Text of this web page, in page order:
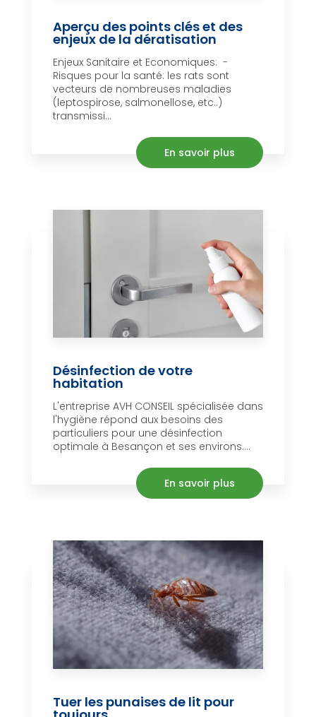
Aperçu des points clés et des
enjeux de la dératisation
Enjeux Sanitaire et Economiques: -
Risques pour la santé: les rats sont
vecteurs de nombreuses maladies
(leptospirose, salmonellose, etc..)
transmissi...
En savoir plus
Désinfection de votre
habitation
L'entreprise AVH CONSEIL spécialisée dans
l'hygiène répond aux besoins des
particuliers pour une désinfection
optimale à Besançon et ses environs....
En savoir plus
Tuer les punaises de lit pour